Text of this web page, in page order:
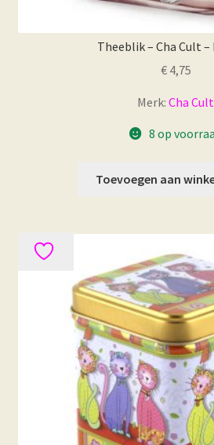
Theeblik – Cha Cult –
€4,75
Merk: Cha Cult
8 op
Toevoegen aan